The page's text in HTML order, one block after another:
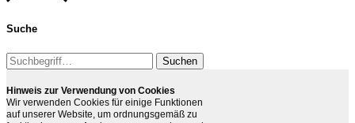
Suche
Suchen
Hinweis zur Verwendung von Cookies
Wir verwenden Cookies für einige Funktionen
auf unserer Website, um ordnungsgemäß zu